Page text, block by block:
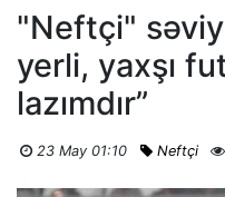
"Neftçi"
yerli, yaxşı
lazımdır”
23 May 01:10 Neftçi